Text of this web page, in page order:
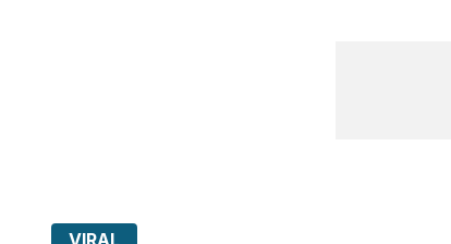
VIRAL